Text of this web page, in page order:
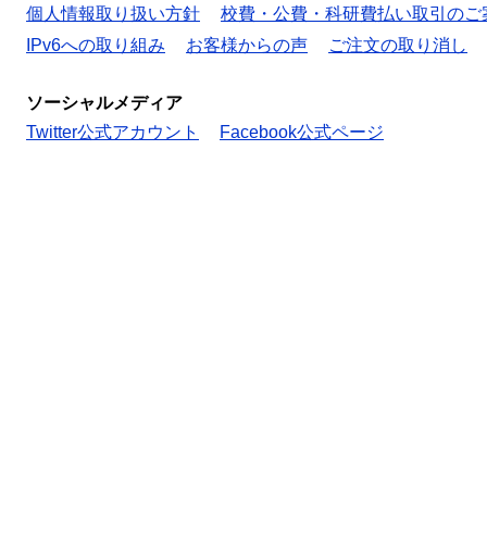
個人情報取り扱い方針
校費・公費・科研費払い取引のご
IPv6への取り組み
お客様からの声 ご注文の取り消し
ソーシャルメディア
Twitter公式アカウント
Facebook公式ページ